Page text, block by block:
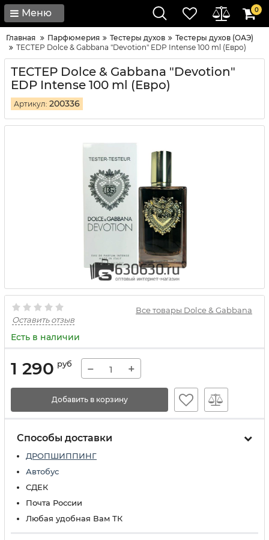
Меню 0
Главная Парфюмерия Тестеры духов
Тестеры духов (ОАЭ)
ТЕСТЕР Dolce & Gabbana "Devotion" EDP Intense 100 ml (Евро)
ТЕСТЕР Dolce & Gabbana "Devotion"
EDP Intense 100 ml (Евро)
Артикул: 200336
Все товары Dolce & Gabbana
Оставить отзыв
Есть в наличии
1 290 руб − +
Добавить в корзину
Способы доставки
ДРОПШИППИНГ
Автобус
СДЕК
Почта России
Любая удобная Вам ТК